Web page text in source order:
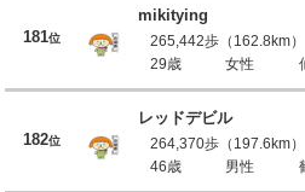
181位
mikitying
265,442歩（162.8km）
29歳
女性
182位
レッドデビル
264,370歩（197.6km）
46歳
男性